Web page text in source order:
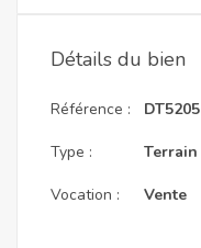
Détails du bien
Référence :
Type :
Vocation :
DT5205
Terrain
Vente